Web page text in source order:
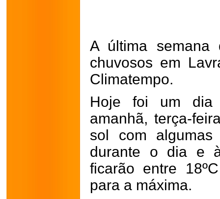
A última
chuvosos em
Climatempo.
Hoje foi um dia
amanhã, terça-
sol com
durante o dia e
ficarão entre
para a máxima.